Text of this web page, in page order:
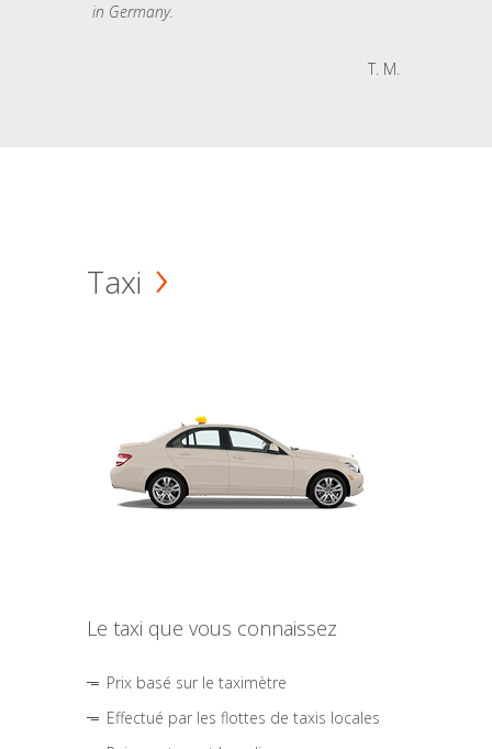
in Germany.
T. M.
Taxi
Le taxi que vous connaissez
Prix basé sur le taximètre
Effectué par les flottes de taxis locales